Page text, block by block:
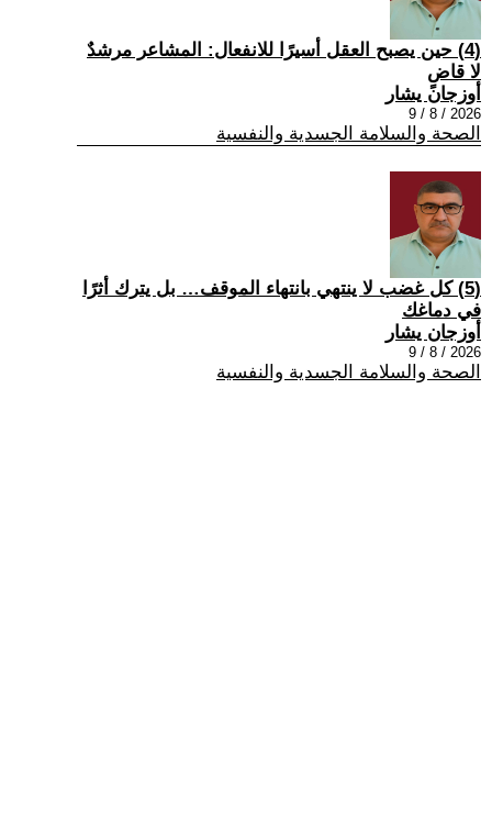
(4) حين يصبح العقل أسيرًا للانفعال: المشاعر مرشدٌ
لا قاضٍ
أوزجان يشار
2026 / 8 / 9
الصحة والسلامة الجسدية والنفسية
(5) كل غضب لا ينتهي بانتهاء الموقف… بل يترك أثرًا
في دماغك
أوزجان يشار
2026 / 8 / 9
الصحة والسلامة الجسدية والنفسية